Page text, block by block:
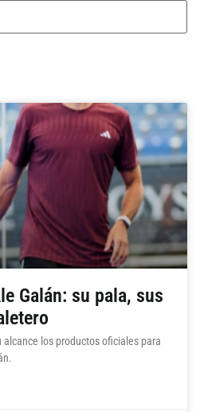
Galán: su pala, sus
los productos oficiales para